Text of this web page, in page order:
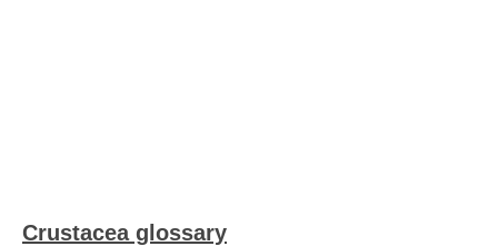
Crustacea glossary